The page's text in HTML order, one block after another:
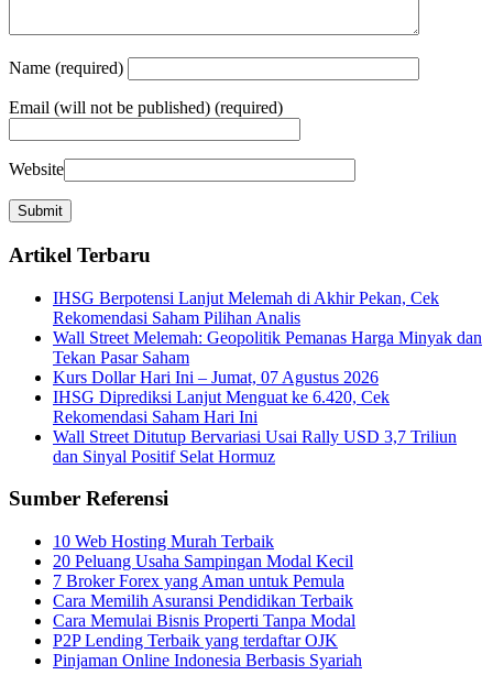
Name (required)
Email (will not be published) (required)
Website
Artikel Terbaru
IHSG Berpotensi Lanjut Melemah di Akhir Pekan, Cek
Rekomendasi Saham Pilihan Analis
Wall Street Melemah: Geopolitik Pemanas Harga Minyak dan
Tekan Pasar Saham
Kurs Dollar Hari Ini – Jumat, 07 Agustus 2026
IHSG Diprediksi Lanjut Menguat ke 6.420, Cek
Rekomendasi Saham Hari Ini
Wall Street Ditutup Bervariasi Usai Rally USD 3,7 Triliun
dan Sinyal Positif Selat Hormuz
Sumber Referensi
10 Web Hosting Murah Terbaik
20 Peluang Usaha Sampingan Modal Kecil
7 Broker Forex yang Aman untuk Pemula
Cara Memilih Asuransi Pendidikan Terbaik
Cara Memulai Bisnis Properti Tanpa Modal
P2P Lending Terbaik yang terdaftar OJK
Pinjaman Online Indonesia Berbasis Syariah